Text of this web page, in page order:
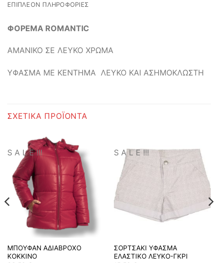
ΕΠΙΠΛΈΟΝ ΠΛΗΡΟΦΟΡΊΕΣ
ΦΟΡΕΜΑ ROMANTIC
ΑΜΑΝΙΚΟ ΣΕ ΛΕΥΚΟ ΧΡΩΜΑ
ΥΦΑΣΜΑ ΜΕ ΚΕΝΤΗΜΑ ΛΕΥΚΟ ΚΑΙ ΑΣΗΜΟΚΛΩΣΤΗ
ΣΧΕΤΙΚΆ ΠΡΟΪΌΝΤΑ
S A L E !!!
ΜΠΟΥΦΑΝ ΑΔΙΑΒΡΟΧΟ
ΚΟΚΚΙΝΟ
S A L E !!!
ΣΟΡΤΣΑΚΙ ΥΦΑΣΜΑ
ΕΛΑΣΤΙΚΟ ΛΕΥΚΟ-ΓΚΡΙ